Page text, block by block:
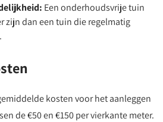
Een onderhoudsvrije tuin
zijn dan een tuin die regelmatig
kosten voor het aanleggen
de €50 en €150 per vierkante meter.